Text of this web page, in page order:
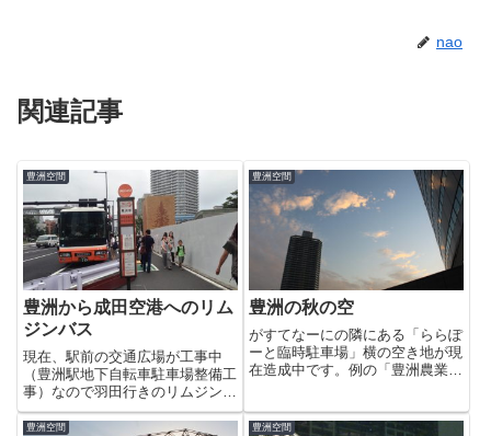
nao
関連記事
豊洲空間
豊洲から成田空港へのリム
ジンバス
現在、駅前の交通広場が工事中
（豊洲駅地下自転車駐車場整備工
事）なので羽田行きのリムジンが
こんなところに停車してるんだ
な〜っと思っていると・・んっ、
豊洲空間
豊洲の秋の空
がすてなーにの隣にある「ららぽ
ーと臨時駐車場」横の空き地が現
在造成中です。例の「豊洲農業ひ
豊洲空間 豊洲空間